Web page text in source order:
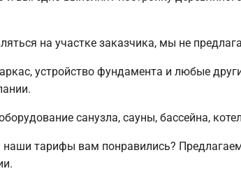
на участке заказчика, мы не
устройство фундамента и любые
санузла, сауны, бассейна,
тарифы вам понравились?